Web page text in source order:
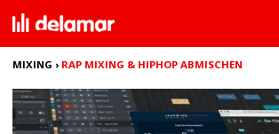
MIXING › RAP MIXING & HIPHOP ABMISCHEN